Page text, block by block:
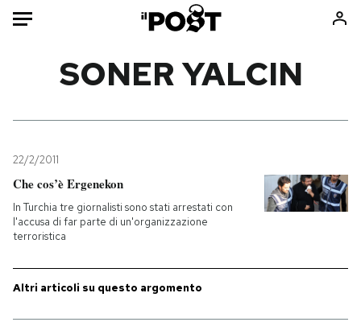
Mondo
Politica
Tecnologia
Internet
Consumismi
Storie/Idee
Ok Boomer!
SONER YALCIN
22/2/2011
Che cos’è Ergenekon
In Turchia tre giornalisti sono stati arrestati con
l'accusa di far parte di un'organizzazione
terroristica
Altri articoli su questo argomento